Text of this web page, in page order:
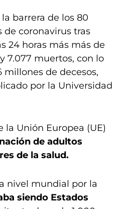
barrera de los 80
coronavirus tras
24 horas más más de
7.077 muertos, con lo
millones de decesos,
por la Universidad
la Unión Europea (UE)
de adultos
de la salud.
nivel mundial por la
siendo Estados